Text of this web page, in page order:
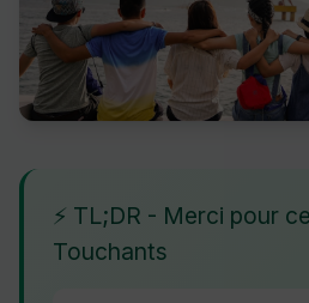
⚡ TL;DR - Merci pour
Touchants